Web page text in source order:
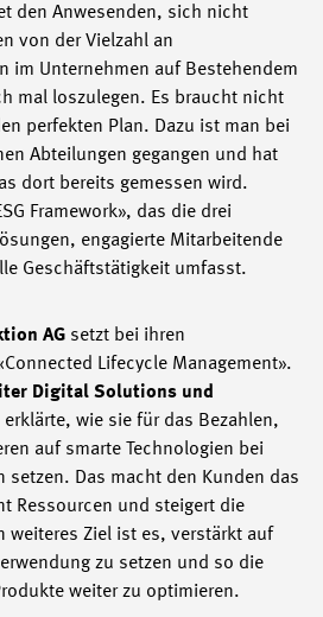
den Anwesenden, sich nicht
von der Vielzahl an
im Unternehmen auf Bestehendem
mal loszulegen. Es braucht nicht
perfekten Plan. Dazu ist man bei
Abteilungen gegangen und hat
dort bereits gemessen wird.
Framework», das die drei
engagierte Mitarbeitende
Geschäftstätigkeit umfasst.
AG setzt bei ihren
Lifecycle Management».
Digital Solutions und
erklärte, wie sie für das Bezahlen,
auf smarte Technologien bei
setzen. Das macht den Kunden das
Ressourcen und steigert die
weiteres Ziel ist es, verstärkt auf
zu setzen und so die
weiter zu optimieren.